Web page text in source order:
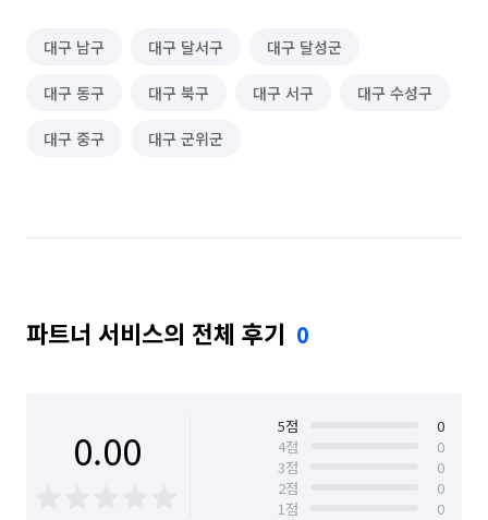
대구 남구 대구 달서구 대구 달성군
대구 동구 대구 북구 대구 서구 대구 수성구
대구 중구 대구 군위군
파트너 서비스의 전체 후기 0
0.00 5점
0
4점
0
3점
0
2점
0
1점
0